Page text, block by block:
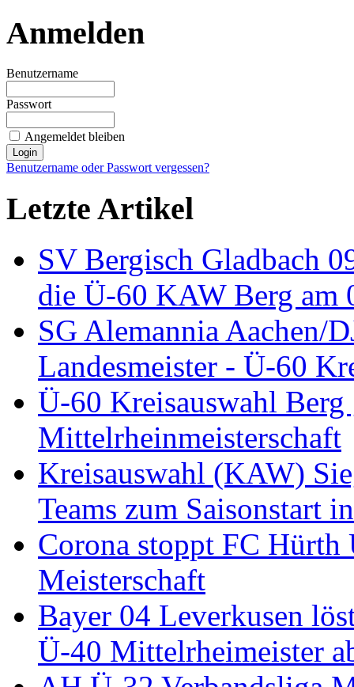
Anmelden
Benutzername
Passwort
Angemeldet bleiben
Benutzername oder Passwort vergessen?
Letzte Artikel
SV Bergisch Gladbach
die Ü-60 KAW Berg am
SG Alemannia Aachen/
Landesmeister - Ü-60
Ü-60 Kreisauswahl
Mittelrheinmeisterschaft
Kreisauswahl (KAW)
Teams zum Saisonstart
Corona stoppt FC Hürth
Meisterschaft
Bayer 04 Leverkusen
Ü-40 Mittelrheimeister